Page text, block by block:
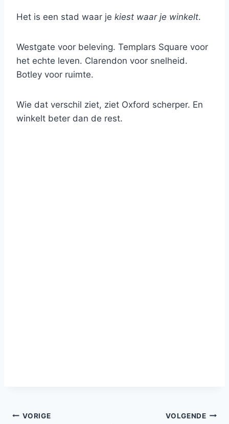
Het is een stad waar je kiest waar je winkelt.
Westgate voor beleving. Templars Square voor
het echte leven. Clarendon voor snelheid.
Botley voor ruimte.
Wie dat verschil ziet, ziet Oxford scherper. En
winkelt beter dan de rest.
Bericht
VORIGE VOLGENDE